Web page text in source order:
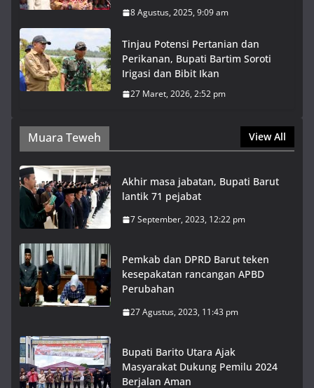
8 Agustus, 2025, 9:09 am
Tinjau Potensi Pertanian dan
Perikanan, Bupati Bartim Soroti
Irigasi dan Bibit Ikan
27 Maret, 2026, 2:52 pm
Muara Teweh View All
Akhir masa jabatan, Bupati Barut
lantik 71 pejabat
7 September, 2023, 12:22 pm
Pemkab dan DPRD Barut teken
kesepakatan rancangan APBD
Perubahan
27 Agustus, 2023, 11:43 pm
Bupati Barito Utara Ajak
Masyarakat Dukung Pemilu 2024
Berjalan Aman